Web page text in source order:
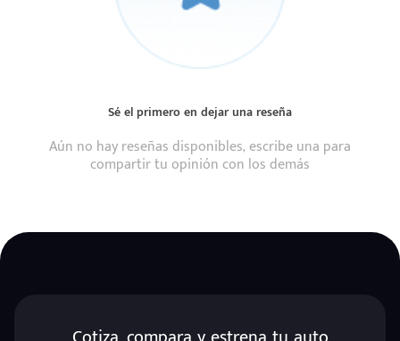
Sé el primero en dejar una reseña
Aún no hay reseñas disponibles, escribe una para
compartir tu opinión con los demás